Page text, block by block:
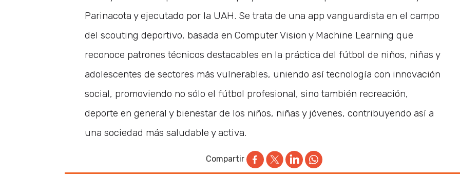
Parinacota y ejecutado por la UAH. Se trata de una app vanguardista en el campo
del scouting deportivo, basada en Computer Vision y Machine Learning que
reconoce patrones técnicos destacables en la práctica del fútbol de niños, niñas y
adolescentes de sectores más vulnerables, uniendo así tecnología con innovación
social, promoviendo no sólo el fútbol profesional, sino también recreación,
deporte en general y bienestar de los niños, niñas y jóvenes, contribuyendo así a
una sociedad más saludable y activa.
Compartir